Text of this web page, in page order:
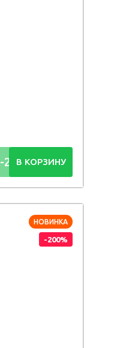
-21 474
В КОРЗИНУ
НОВИНКА
-200%